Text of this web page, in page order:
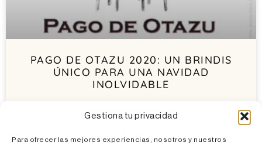
Gestiona tu privacidad
Para ofrecer las mejores experiencias, nosotros y nuestros
PAGO DE OTAZU 2020: UN BRINDIS
ÚNICO PARA UNA NAVIDAD
INOLVIDABLE
mesa, no hay celebración que no culmine sin un brindis y no